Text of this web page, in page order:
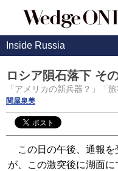
Inside Russia
ロシア隕石落下 そ
「アメリカの新兵器？」「
関屋泉美
この日の午後、通報を
が、この激突後に湖面